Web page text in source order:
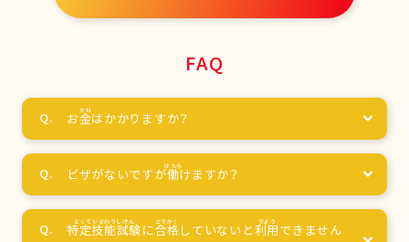
FAQ
お金はかかりますか？
ビザがないですが働けますか？
特定技能試験に合格 していないと利用 できません